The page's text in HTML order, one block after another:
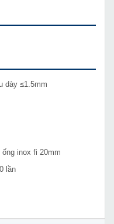
dày ≤1.5mm
inox fi 20mm
lần